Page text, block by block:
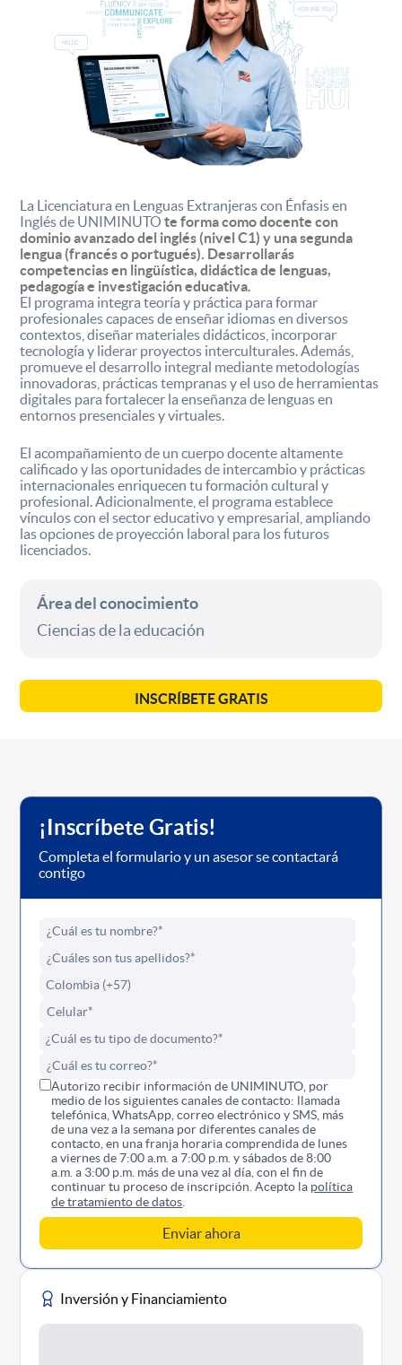
La Licenciatura en Lenguas Extranjeras con Énfasis en
Inglés de UNIMINUTOte forma como docente con
dominio avanzado del inglés (nivel C1) y una segunda
lengua (francés o portugués). Desarrollarás
competencias en lingüística, didáctica de lenguas,
pedagogía e investigación educativa.
El programa integra teoría y práctica para formar
profesionales capaces de enseñar idiomas en diversos
contextos, diseñar materiales didácticos, incorporar
tecnología y liderar proyectos interculturales. Además,
promueve el desarrollo integral mediante metodologías
innovadoras, prácticas tempranas y el uso de herramientas
digitales para fortalecer la enseñanza de lenguas en
entornos presenciales y virtuales.
El acompañamiento de un cuerpo docente altamente
calificado y las oportunidades de intercambio y prácticas
internacionales enriquecen tu formación cultural y
profesional. Adicionalmente, el programa establece
vínculos con el sector educativo y empresarial, ampliando
las opciones de proyección laboral para los futuros
licenciados.
Área del conocimiento
Ciencias de la educación
INSCRÍBETE GRATIS
¡Inscríbete Gratis!
Completa el formulario y un asesor se contactará
contigo
Autorizo recibir información de UNIMINUTO, por
medio de los siguientes canales de contacto: llamada
telefónica, WhatsApp, correo electrónico y SMS, más
de una vez a la semana por diferentes canales de
contacto, en una franja horaria comprendida de lunes
a viernes de 7:00 a.m. a 7:00 p.m. y sábados de 8:00
a.m. a 3:00 p.m. más de una vez al día, con el fin de
continuar tu proceso de inscripción. Acepto la política
de tratamiento de datos
Inversión y Financiamiento